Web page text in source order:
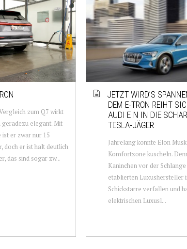
zum Q7 wirkt
elegant. Mit
er zwar nur 15
doch er ist halt deutlich
das sind sogar zw...
JETZT WIRD’S
DEM E-TRON REIHT
AUDI EIN IN DIE
TESLA-JÄGER
Jahrelang konnte Elon
Komfortzone kuscheln.
Kaninchen vor der
etablierten Luxushersteller
Schickstarre verfallen und
elektrischen Luxusl...